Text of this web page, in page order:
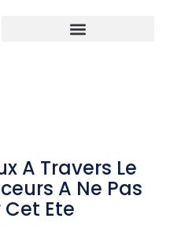
A Travers Le
A Ne Pas
Ete